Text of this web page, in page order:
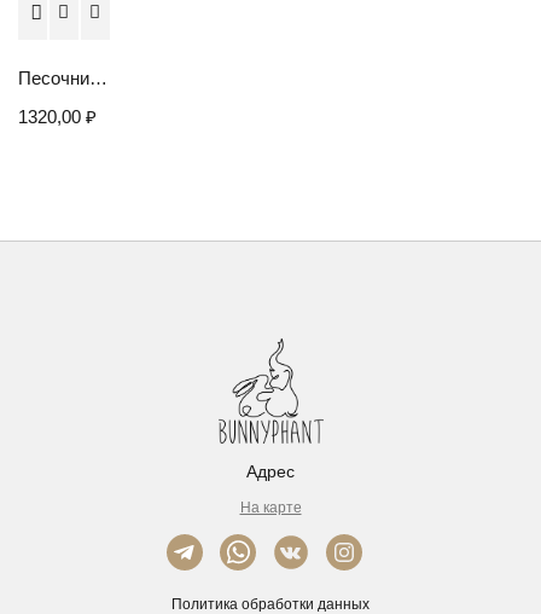
Песочник из футера (Петелька)
1320,00 ₽
Адрес
На карте
Политика обработки данных